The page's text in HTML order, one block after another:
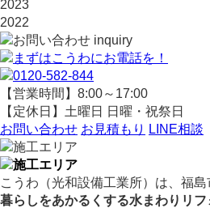
2023
2022
【営業時間】8:00～17:00
【定休日】土曜日 日曜・祝祭日
お問い合わせ お見積もり LINE相談
こうわ（光和設備工業所） は、福
暮らしをあかるくする水まわりリフ